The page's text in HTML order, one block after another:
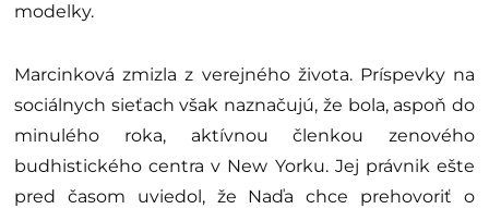
modelky.
Marcinková zmizla z verejného života. Príspevky na
sociálnych sieťach však naznačujú, že bola, aspoň do
minulého roka, aktívnou členkou zenového
budhistického centra v New Yorku. Jej právnik ešte
pred časom uviedol, že Naďa chce prehovoriť o